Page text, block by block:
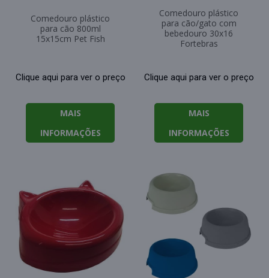
Comedouro plástico
para cão 800ml
15x15cm Pet Fish
Clique aqui para ver o preço
MAIS
INFORMAÇÕES
Comedouro plástico
para cão/gato com
bebedouro 30x16
Fortebras
Clique aqui para ver o preço
MAIS
INFORMAÇÕES